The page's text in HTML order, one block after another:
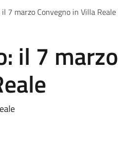
7 marzo Convegno in Villa Reale
il 7 marzo